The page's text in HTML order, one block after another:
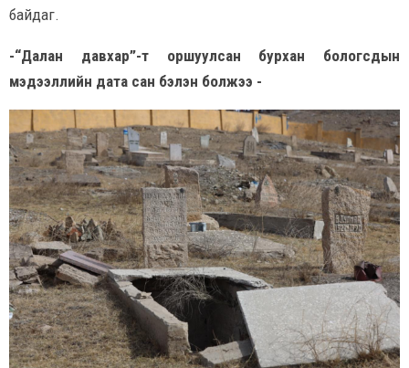
байдаг.
-“Далан давхар”-т оршуулсан бурхан бологсдын
мэдээллийн дата сан бэлэн болжээ -